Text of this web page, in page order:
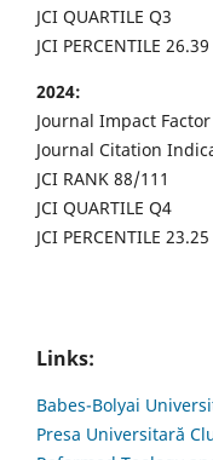
JCI QUARTILE Q3
JCI PERCENTILE 26.39
2024:
Journal Impact Factor
Journal Citation
JCI RANK 88/111
JCI QUARTILE Q4
JCI PERCENTILE 23.25
Links:
Babes-Bolyai
Presa Universitară